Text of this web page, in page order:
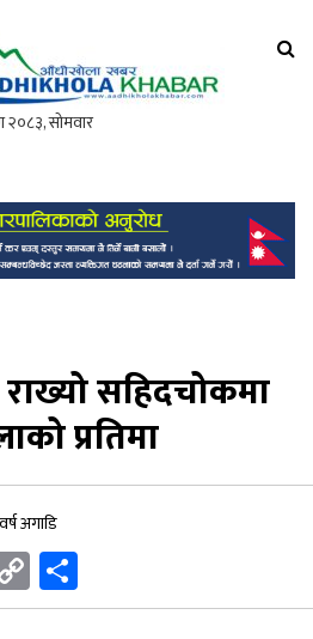
पत्रिका
सहिदचोकमा
प्रतिमा
अगाडि
Copy
Link